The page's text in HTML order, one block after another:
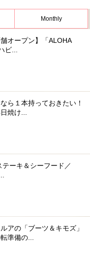
Monthly
舗オープン】「ALOHA
ビ...
ら１本持っておきたい！
焼け...
テーキ＆シーフード／
アの「ブーツ＆キモズ」
準備の...